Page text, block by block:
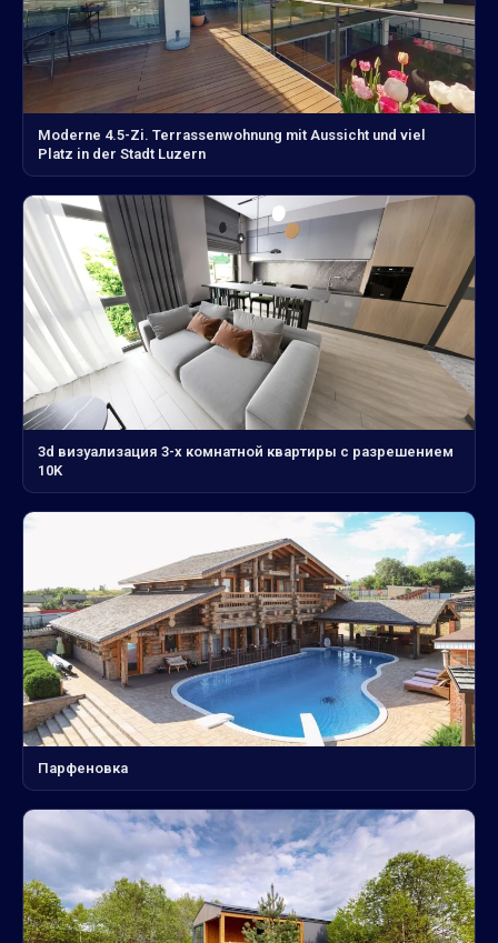
Moderne 4.5-Zi. Terrassenwohnung mit Aussicht und viel
Platz in der Stadt Luzern
3d визуализация 3-х комнатной квартиры с разрешением
10K
Парфеновка